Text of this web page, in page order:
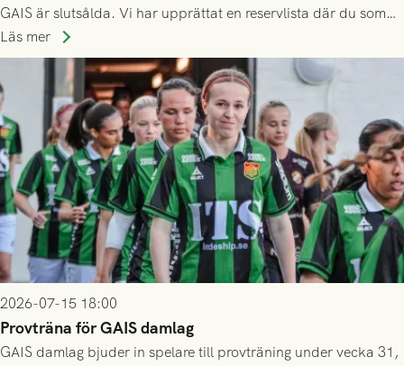
GAIS är slutsålda. Vi har upprättat en reservlista där du som
ännu inte har någon biljett kan anmäla ditt intresse. Du kan
inte själv överlåta din biljett till någon annan.
Läs mer
2026-07-15 18:00
Provträna för GAIS damlag
GAIS damlag bjuder in spelare till provträning under vecka 31,